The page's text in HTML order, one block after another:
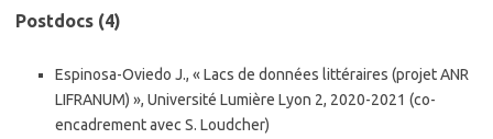
Postdocs (4)
Espinosa-Oviedo J., « Lacs de données littéraires (projet ANR
LIFRANUM) », Université Lumière Lyon 2, 2020-2021 (co-
encadrement avec S. Loudcher)